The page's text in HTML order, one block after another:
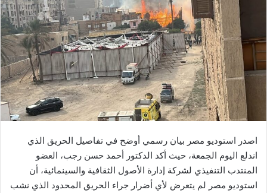
اصدر استوديو مصر بيان رسمي أوضح في تفاصيل الحريق الذي
اندلع اليوم الجمعة، حيث أكد الدكتور أحمد حسن رجب، العضو
المنتدب التنفيذي لشركة إدارة الأصول الثقافية والسينمائية، أن
استوديو مصر لم يتعرض لأي أضرار جراء الحريق المحدود الذي نشب